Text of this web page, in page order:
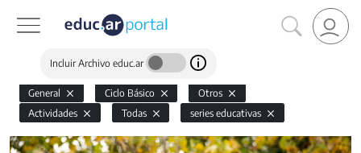
Incluir Archivo educ.ar
General Ciclo Básico
Otros
Actividades
Todas series educativas